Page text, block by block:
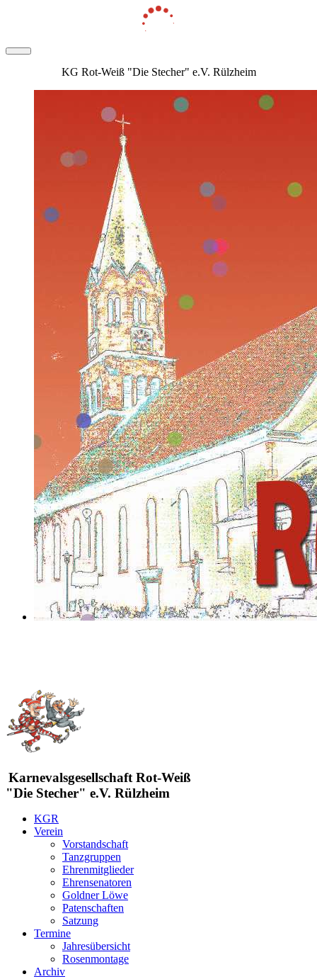
KG Rot-Weiß "Die Stecher" e.V. Rülzheim
Karnevalsgesellschaft Rot-Weiß
"Die Stecher" e.V. Rülzheim
KGR
Verein
Vorstandschaft
Tanzgruppen
Ehrenmitglieder
Ehrensenatoren
Goldner Löwe
Patenschaften
Satzung
Termine
Jahresübersicht
Rosenmontage
Archiv